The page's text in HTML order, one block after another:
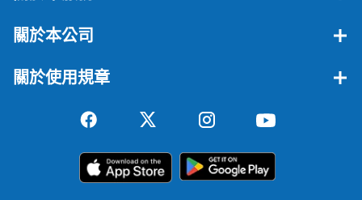
關於本公司
關於使用規章